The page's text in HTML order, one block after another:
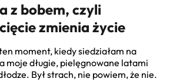
z bobem, czyli
zmienia życie
moment, kiedy siedziałam na
moje długie, pielęgnowane latami
Był strach, nie powiem, że nie.